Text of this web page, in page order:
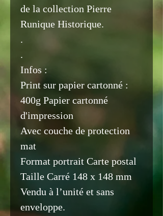
de la collection Pierre
Runique Historique.
.
.
Infos :
Print sur papier cartonné :
400g Papier cartonné
d'impression
Avec couche de protection
mat
Format portrait Carte postal
Taille Carré 148 x 148 mm
Vendu à l’unité et sans
enveloppe.